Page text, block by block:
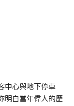
中心與地下停車
明白當年偉人的歷